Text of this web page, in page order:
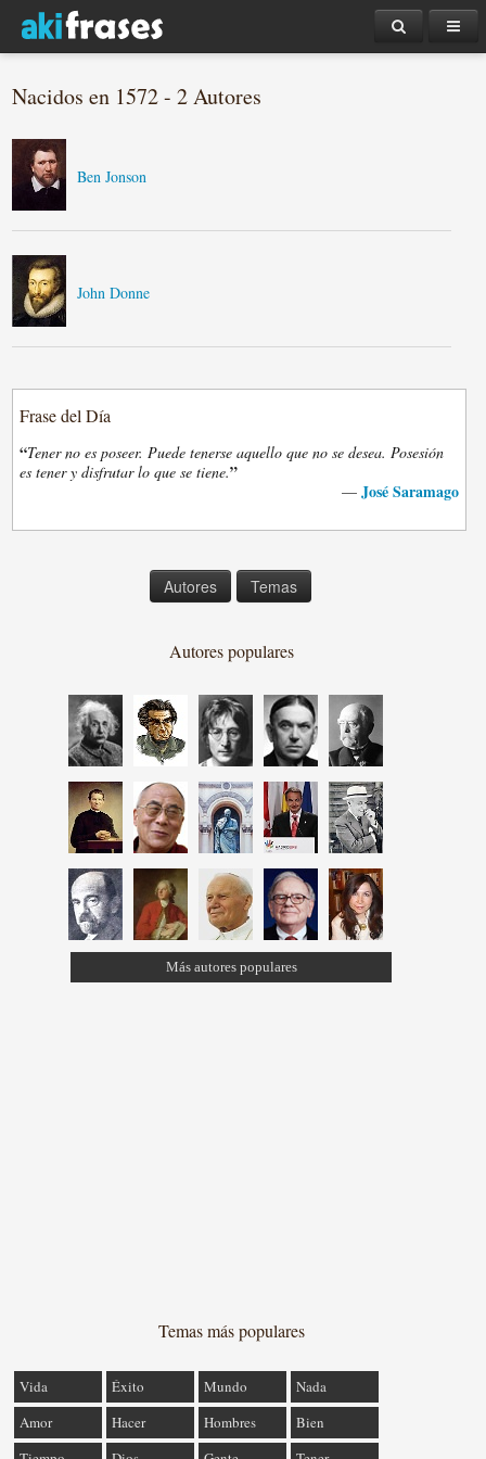
Nacidos en 1572 - 2 Autores
Ben Jonson
John Donne
Frase del Día
“Tener no es poseer. Puede tenerse aquello que no se desea. Posesión
es tener y disfrutar lo que se tiene.”
— José Saramago
Autores Temas
Autores populares
Más autores populares
Temas más populares
Vida Éxito Mundo
Nada
Amor
Hacer Hombres
Bien